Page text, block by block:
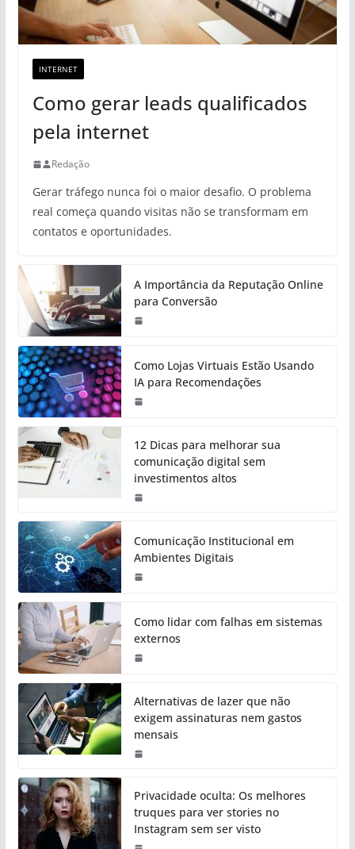
INTERNET
Como gerar leads qualificados
pela internet
Redação
Gerar tráfego nunca foi o maior desafio. O problema
real começa quando visitas não se transformam em
contatos e oportunidades.
A Importância da Reputação Online
para Conversão
Como Lojas Virtuais Estão Usando
IA para Recomendações
12 Dicas para melhorar sua
comunicação digital sem
investimentos altos
Comunicação Institucional em
Ambientes Digitais
Como lidar com falhas em sistemas
externos
Alternativas de lazer que não
exigem assinaturas nem gastos
mensais
Privacidade oculta: Os melhores
truques para ver stories no
Instagram sem ser visto